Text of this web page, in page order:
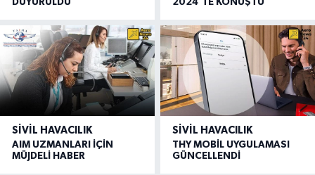
SIVIL HAVACILIK
AIM UZMANLARI İÇİN
MÜJDELİ HABER
SIVIL HAVACILIK
THY MOBİL UYGULAMASI
GÜNCELLENDİ